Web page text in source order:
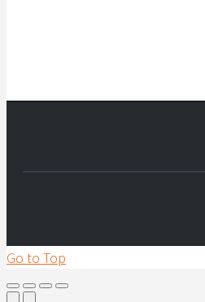
Go to Top